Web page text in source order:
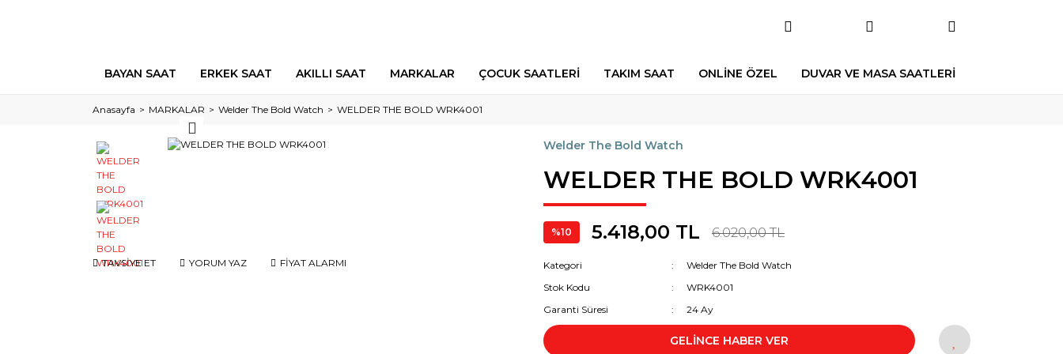
BAYAN SAAT ERKEK SAAT AKILLI SAAT MARKALAR ÇOCUK SAATLERİ TAKIM SAAT ONLİNE ÖZEL DUVAR VE MASA SAATLERİ
Anasayfa MARKALAR Welder The Bold Watch WELDER THE BOLD WRK4001
TAVSİYE ET YORUM YAZ FİYAT ALARMI
Welder The Bold Watch
WELDER THE BOLD WRK4001
%10 5.418,00 TL 6.020,00 TL
Kategori
Welder The Bold Watch
Stok Kodu
WRK4001
Garanti Süresi
24 Ay
GELİNCE HABER VER